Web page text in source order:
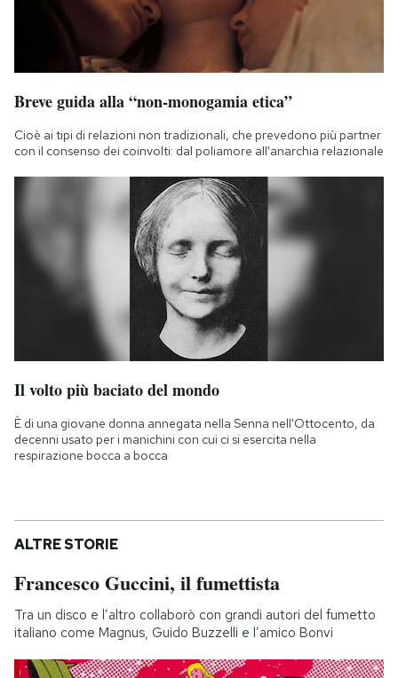
Breve guida alla “non-monogamia etica”
Cioè ai tipi di relazioni non tradizionali, che prevedono più partner
con il consenso dei coinvolti: dal poliamore all'anarchia relazionale
Il volto più baciato del mondo
È di una giovane donna annegata nella Senna nell'Ottocento, da
decenni usato per i manichini con cui ci si esercita nella
respirazione bocca a bocca
ALTRE STORIE
Francesco Guccini, il fumettista
Tra un disco e l’altro collaborò con grandi autori del fumetto
italiano come Magnus, Guido Buzzelli e l’amico Bonvi